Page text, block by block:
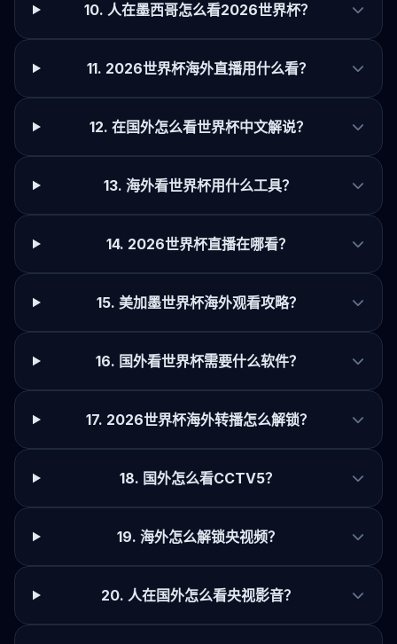
10. 人在墨西哥怎么看2026世界杯？
11. 2026世界杯海外直播用什么看？
12. 在国外怎么看世界杯中文解说？
13. 海外看世界杯用什么工具？
14. 2026世界杯直播在哪看？
15. 美加墨世界杯海外观看攻略？
16. 国外看世界杯需要什么软件？
17. 2026世界杯海外转播怎么解锁？
18. 国外怎么看CCTV5？
19. 海外怎么解锁央视频？
20. 人在国外怎么看央视影音？